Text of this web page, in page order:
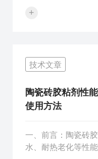
料，侧重长期稳定
维持为主。2.交变
变化（如
温度循环引发凝露
+
技术文章
陶瓷砖胶粘剂性
使用方法
一、前言：陶瓷砖
水、耐热老化等性